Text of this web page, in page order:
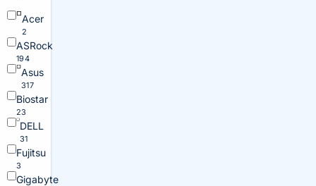
Acer
2
ASRock
194
Asus
317
Biostar
23
DELL
31
Fujitsu
3
Gigabyte